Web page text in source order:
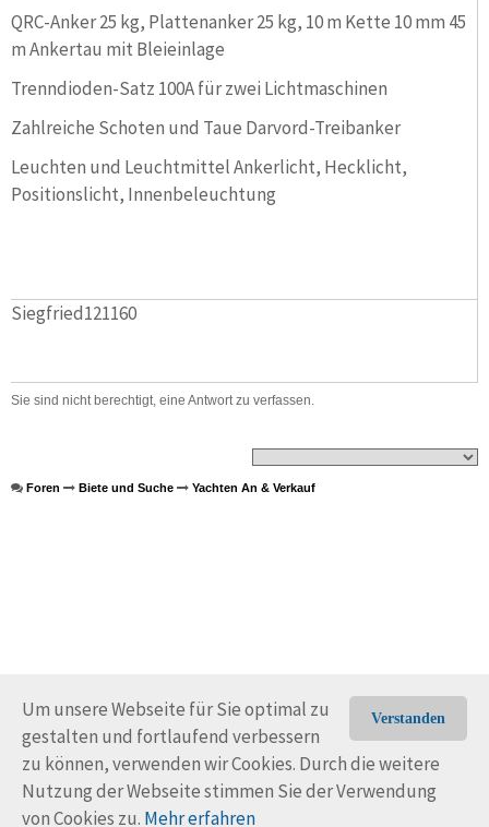
Verstanden
Um unsere Webseite für Sie optimal zu
gestalten und fortlaufend verbessern
zu können, verwenden wir Cookies. Durch die weitere
Nutzung der Webseite stimmen Sie der Verwendung
von Cookies zu. Mehr erfahren
QRC-Anker 25 kg, Plattenanker 25 kg, 10 m Kette 10 mm 45
m Ankertau mit Bleieinlage
Trenndioden-Satz 100A für zwei Lichtmaschinen
Zahlreiche Schoten und Taue Darvord-Treibanker
Leuchten und Leuchtmittel Ankerlicht, Hecklicht,
Positionslicht, Innenbeleuchtung
Siegfried121160
Sie sind nicht berechtigt, eine Antwort zu verfassen.
Foren Biete und Suche Yachten An & Verkauf
© Trans-Ocean e.V. 2010-2026 Impressum
Nutzungsbedingungen
Rechtliche Hinweise